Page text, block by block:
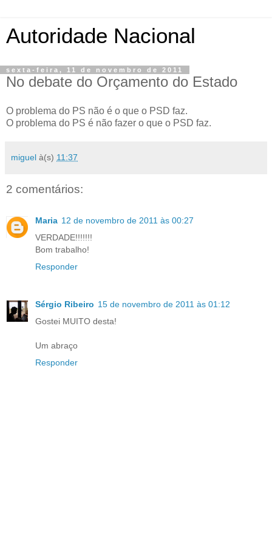
Autoridade Nacional
sexta-feira, 11 de novembro de 2011
No debate do Orçamento do Estado
O problema do PS não é o que o PSD faz.
O problema do PS é não fazer o que o PSD faz.
miguel à(s) 11:37
2 comentários:
Maria 12 de novembro de 2011 às 00:27
VERDADE!!!!!!!
Bom trabalho!
Responder
Sérgio Ribeiro 15 de novembro de 2011 às 01:12
Gostei MUITO desta!
Um abraço
Responder